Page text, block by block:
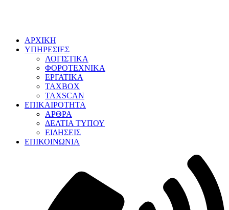
ΑΡΧΙΚΗ
ΥΠΗΡΕΣΙΕΣ
ΛΟΓΙΣΤΙΚΑ
ΦΟΡΟΤΕΧΝΙΚΑ
ΕΡΓΑΤΙΚΑ
TAXBOX
TAXSCAN
ΕΠΙΚΑΙΡΟΤΗΤΑ
ΑΡΘΡΑ
ΔΕΛΤΙΑ ΤΥΠΟΥ
ΕΙΔΗΣΕΙΣ
ΕΠΙΚΟΙΝΩΝΙΑ